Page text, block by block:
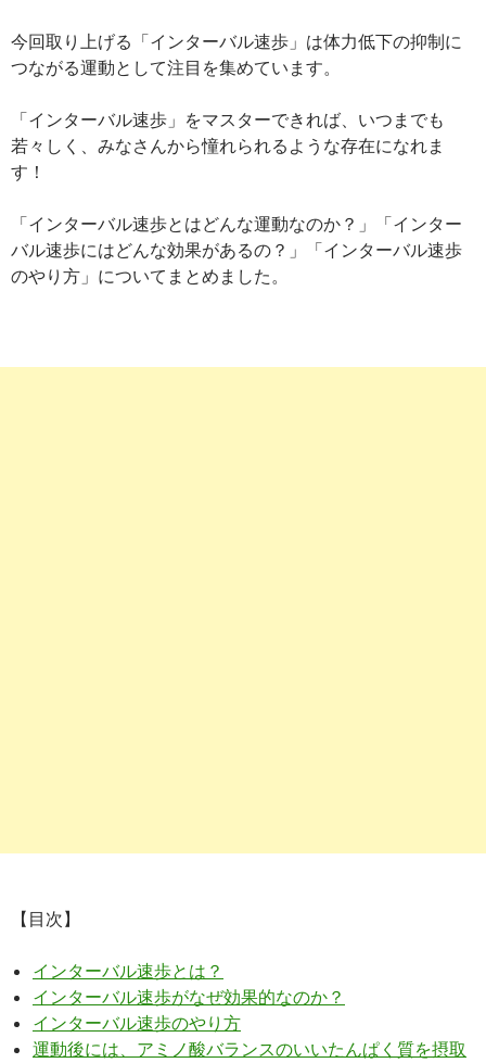
今回取り上げる「インターバル速歩」は体力低下の抑制に
つながる運動として注目を集めています。
「インターバル速歩」をマスターできれば、いつまでも
若々しく、みなさんから憧れられるような存在になれま
す！
「インターバル速歩とはどんな運動なのか？」「インター
バル速歩にはどんな効果があるの？」「インターバル速歩
のやり方」についてまとめました。
【目次】
インターバル速歩とは？
インターバル速歩がなぜ効果的なのか？
インターバル速歩のやり方
運動後には、アミノ酸バランスのいいたんぱく質を摂取